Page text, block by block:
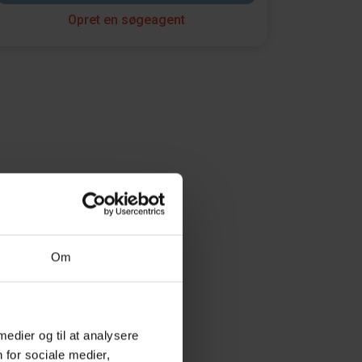
Om
og til at analysere
for sociale medier,
Opret en søgeagent